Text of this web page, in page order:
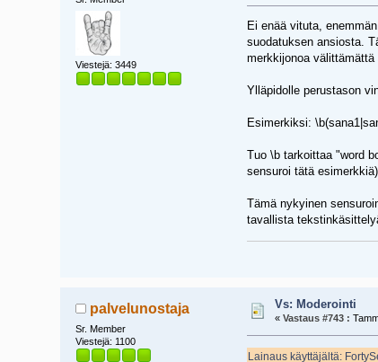
Viestejä: 3449
Ei enää vituta,
suodatuksen ansiosta.
merkkijonoa
Ylläpidolle perustason
Esimerkiksi:
Tuo \b tarkoittaa "word
sensuroi tätä
Tämä nykyinen
tavallista
palvelunostaja
Sr. Member
Viestejä: 1100
Vs: Moderointi
« Vastaus #743 :
Lainaus käyttäjältä: